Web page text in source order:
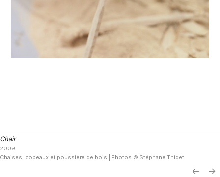
Chair
2009
Chaises, copeaux et poussière de bois | Photos © Stéphane Thidet
← →